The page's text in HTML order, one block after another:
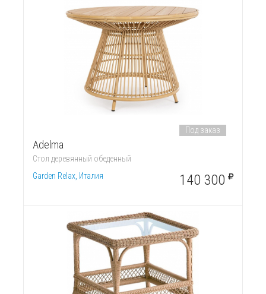
Adelma
Стол деревянный обеденный
Garden Relax, Италия
Под заказ
140 300